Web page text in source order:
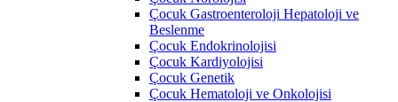
Çocuk Gastroenteroloji Hepatoloji ve
Beslenme
Çocuk Endokrinolojisi
Çocuk Kardiyolojisi
Çocuk Genetik
Çocuk Hematoloji ve Onkolojisi